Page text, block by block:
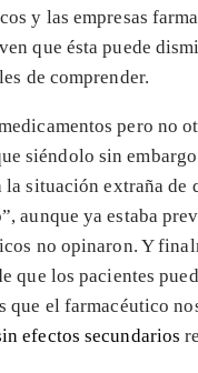
y las empresas
que ésta puede
de comprender.
pero no
siéndolo sin
la situación extraña
aunque ya estaba
no opinaron. Y
que los pacientes
que el farmacéutico
efectos secundarios